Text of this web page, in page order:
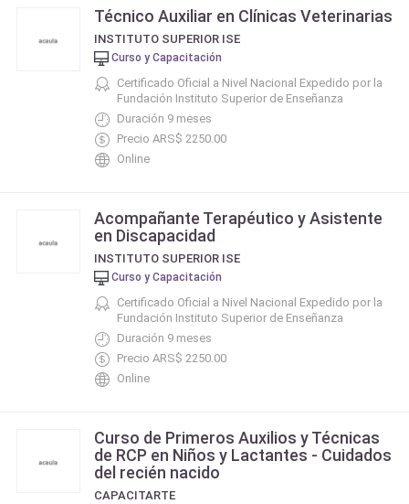
Técnico Auxiliar en Clínicas Veterinarias
INSTITUTO SUPERIOR ISE
Curso y Capacitación
Certificado Oficial a Nivel Nacional Expedido por la
Fundación Instituto Superior de Enseñanza
Duración 9 meses
Precio ARS$ 2250.00
Online
Acompañante Terapéutico y Asistente
en Discapacidad
INSTITUTO SUPERIOR ISE
Curso y Capacitación
Certificado Oficial a Nivel Nacional Expedido por la
Fundación Instituto Superior de Enseñanza
Duración 9 meses
Precio ARS$ 2250.00
Online
Curso de Primeros Auxilios y Técnicas
de RCP en Niños y Lactantes - Cuidados
del recién nacido
CAPACITARTE